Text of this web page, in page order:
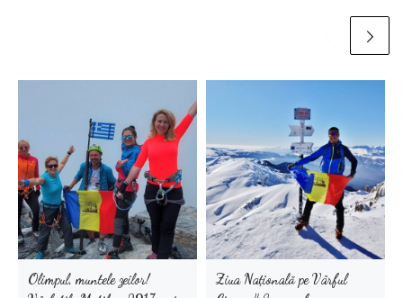
Olimpul, muntele zeilor!
Ziua Națională pe Vârful